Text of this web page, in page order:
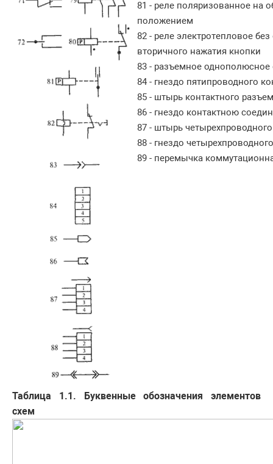
81 - реле поляризованное на
положением
82 - реле электротепловое
вторичного нажатия кнопки
83 - разъемное однополюсное
84 - гнездо пятипроводного
85 - штырь контактного
86 - гнездо контактною
87 - штырь
88 - гнездо
89 - перемычка
Таблица 1.1. Буквенные обозначения элементов
схем